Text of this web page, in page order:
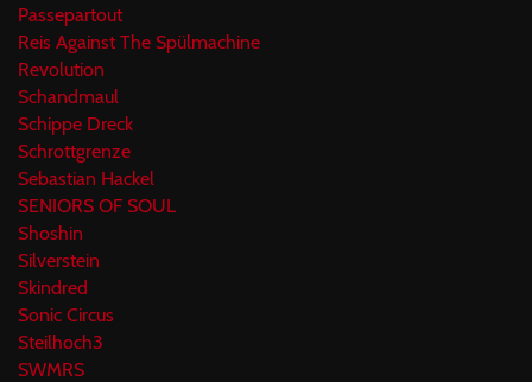
Passepartout
Reis Against The Spülmachine
Revolution
Schandmaul
Schippe Dreck
Schrottgrenze
Sebastian Hackel
SENIORS OF SOUL
Shoshin
Silverstein
Skindred
Sonic Circus
Steilhoch3
SWMRS